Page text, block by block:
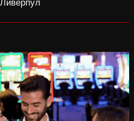
Ливерпул
век се врати во Монтреал
ФК Пелистер со заштитен
бренд по 81 година постоење !